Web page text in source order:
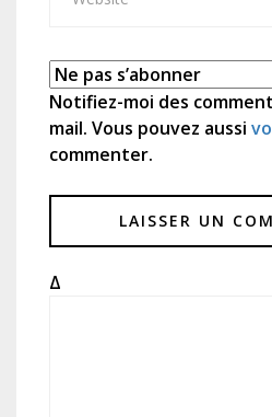
Notifiez-moi des
mail. Vous pouvez aussi
commenter.
Δ